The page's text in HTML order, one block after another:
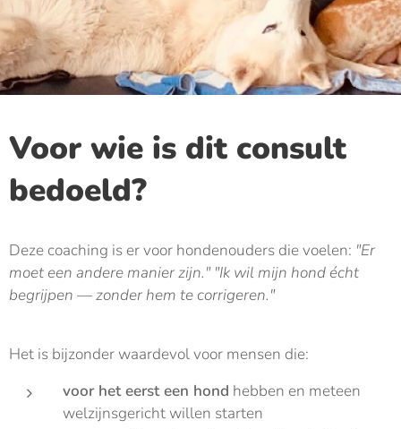
Voor wie is dit consult
bedoeld?
Deze coaching is er voor hondenouders die voelen: "Er
moet een andere manier zijn." "Ik wil mijn hond écht
begrijpen — zonder hem te corrigeren."
Het is bijzonder waardevol voor mensen die:
voor het eerst een hond hebben en meteen
welzijnsgericht willen starten